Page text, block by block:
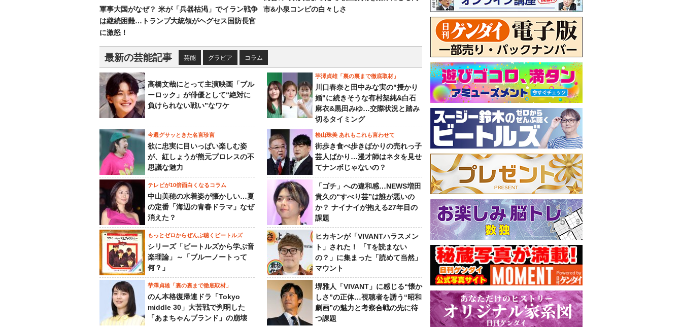
軍事大国がなぜ？ 米が「兵器枯渇」でイラン戦争
は継続困難…トランプ大統領がヘグセス国防長官
に激怒！
市&小泉コンビの白々しさ
最新の芸能記事 芸能 グラビア コラム
高橋文哉にとって主演映画「ブル
ーロック」が俳優として“絶対に
負けられない戦い”なワケ
芋澤貞雄「裏の裏まで徹底取材」
川口春奈と田中みな実の"授かり
婚"に続きそうな有村架純&白石
麻衣&黒田みゆ…交際状況と踏み
切るタイミング
今週グサッときた名言珍言
欲に忠実に目いっぱい楽しむ姿
が、紅しょうが熊元プロレスの不
思議な魅力
桧山珠美 あれもこれも言わせて
街歩き食べ歩きばかりの売れっ子
芸人ばかり…漫才師はネタを見せ
てナンボじゃないの？
テレビが10倍面白くなるコラム
中山美穂の水着姿が懐かしい…夏
の定番「海辺の青春ドラマ」なぜ
消えた？
「ゴチ」への違和感…NEWS増田
貴久の“すべり芸”は誰が悪いの
か？ ナイナイが抱える27年目の
課題
もっとゼロからぜんぶ聴くビートルズ
シリーズ「ビートルズから学ぶ音
楽理論」～「ブルーノートって
何？」
ヒカキンが「VIVANTハラスメン
ト」された！ 「Tを読まない
の？」に集まった「読めて当然」
マウント
芋澤貞雄「裏の裏まで徹底取材」
のん本格復帰連ドラ「Tokyo
middle 30」大苦戦で判明した
「あまちゃんブランド」の崩壊
堺雅人「VIVANT」に感じる“懐か
しさ”の正体…視聴者を誘う“昭和
劇画”の魅力と考察合戦の先に待
つ課題